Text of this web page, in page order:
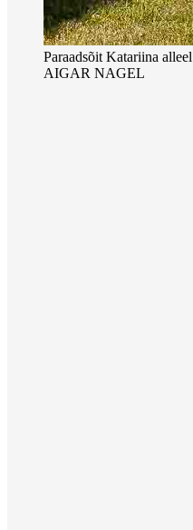
Paraadsõit Katariina
AIGAR NAGEL